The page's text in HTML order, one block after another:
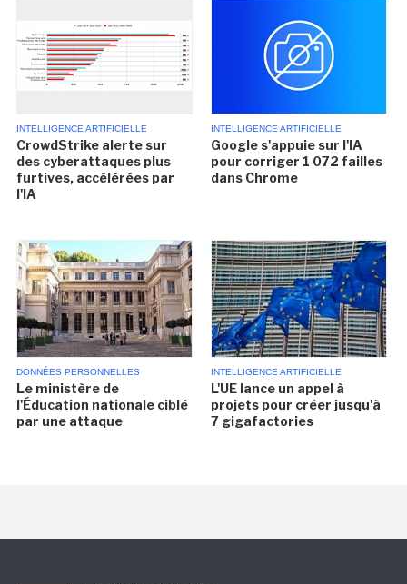
INTELLIGENCE ARTIFICIELLE
CrowdStrike alerte sur
des cyberattaques plus
furtives, accélérées par
l'IA
INTELLIGENCE ARTIFICIELLE
Google s'appuie sur l'IA
pour corriger 1 072 failles
dans Chrome
DONNÉES PERSONNELLES
Le ministère de
l'Éducation nationale ciblé
par une attaque
INTELLIGENCE ARTIFICIELLE
L'UE lance un appel à
projets pour créer jusqu'à
7 gigafactories